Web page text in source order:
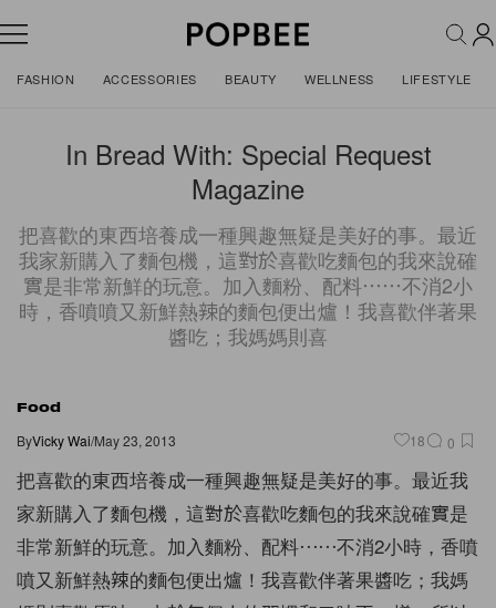
FASHION ACCESSORIES BEAUTY WELLNESS LIFESTYLE
In Bread With: Special Request
Magazine
把喜歡的東西培養成一種興趣無疑是美好的事。最近
我家新購入了麵包機，這對於喜歡吃麵包的我來說確
實是非常新鮮的玩意。加入麵粉、配料⋯⋯不消2小
時，香噴噴又新鮮熱辣的麵包便出爐！我喜歡伴著果
醬吃；我媽媽則喜
Food
ByVicky Wai/May 23, 2013 18 0
把喜歡的東西培養成一種興趣無疑是美好的事。最近我
家新購入了麵包機，這對於喜歡吃麵包的我來說確實是
非常新鮮的玩意。加入麵粉、配料⋯⋯不消2小時，香噴
噴又新鮮熱辣的麵包便出爐！我喜歡伴著果醬吃；我媽